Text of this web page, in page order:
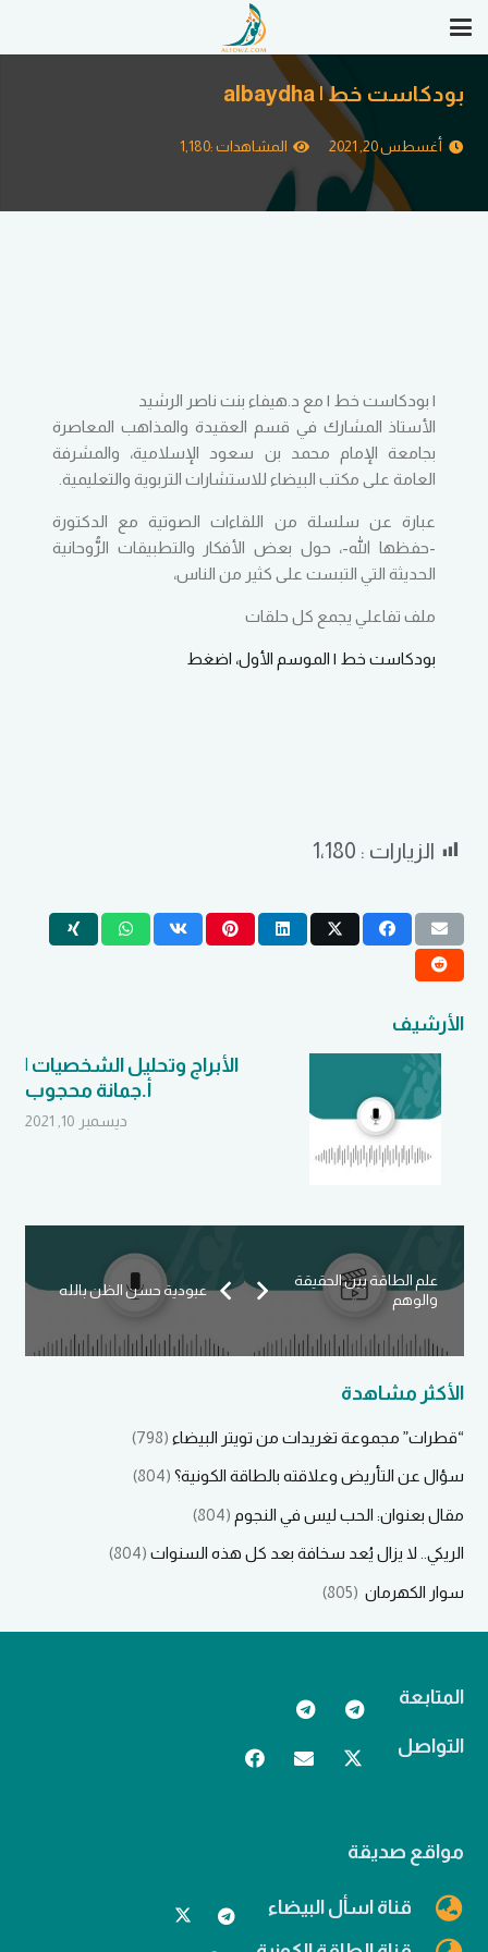
بودكاست خط | albaydha
أغسطس 20, 2021 المشاهدات :1,180
| بودكاست خط | مع د.هيفاء بنت ناصر الرشيد
الأستاذ المشارك في قسم العقيدة والمذاهب المعاصرة
بجامعة الإمام محمد بن سعود الإسلامية، والمشرفة
العامة على مكتب البيضاء للاستشارات التربوية والتعليمية.
عبارة عن سلسلة من اللقاءات الصوتية مع الدكتورة
-حفظها الله-، حول بعض الأفكار والتطبيقات الرُّوحانية
الحديثة التي التبست على كثير من الناس،
ملف تفاعلي يجمع كل حلقات
بودكاست خط | الموسم الأول، اضغط
الزيارات : 1٬180
الأرشيف
الأبراج وتحليل الشخصيات |
أ.جمانة محجوب
ديسمبر 10, 2021
عبودية حسن الظن بالله
علم الطاقة بين الحقيقة
والوهم
الأكثر مشاهدة
“قطرات” مجموعة تغريدات من تويتر البيضاء (798)
سؤال عن التأريض وعلاقته بالطاقة الكونية؟ (804)
مقال بعنوان: الحب ليس في النجوم (804)
الريكي.. لا يزال يُعد سخافة بعد كل هذه السنوات (804)
سوار الكهرمان (805)
المتابعة
التواصل
مواقع صديقة
قناة اسأل البيضاء